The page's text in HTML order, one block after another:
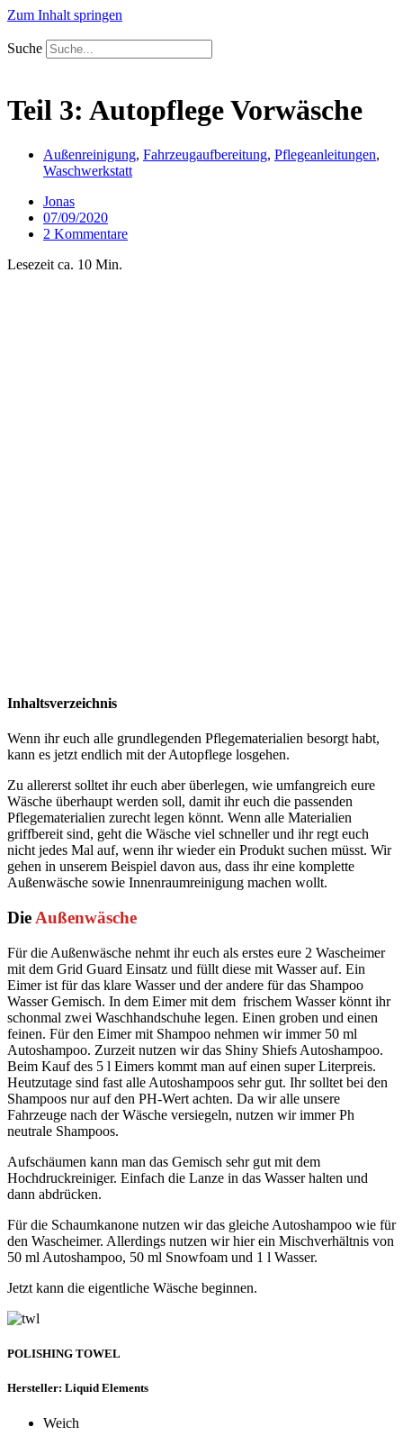
Zum Inhalt springen
Suche
Teil 3: Autopflege Vorwäsche
Außenreinigung, Fahrzeugaufbereitung, Pflegeanleitungen,
Waschwerkstatt
Jonas
07/09/2020
2 Kommentare
Lesezeit ca. 10 Min.
Inhaltsverzeichnis
Wenn ihr euch alle grundlegenden Pflegematerialien besorgt habt,
kann es jetzt endlich mit der Autopflege losgehen.
Zu allererst solltet ihr euch aber überlegen, wie umfangreich eure
Wäsche überhaupt werden soll, damit ihr euch die passenden
Pflegematerialien zurecht legen könnt. Wenn alle Materialien
griffbereit sind, geht die Wäsche viel schneller und ihr regt euch
nicht jedes Mal auf, wenn ihr wieder ein Produkt suchen müsst. Wir
gehen in unserem Beispiel davon aus, dass ihr eine komplette
Außenwäsche sowie Innenraumreinigung machen wollt.
Die Außenwäsche
Für die Außenwäsche nehmt ihr euch als erstes eure 2 Wascheimer
mit dem Grid Guard Einsatz und füllt diese mit Wasser auf. Ein
Eimer ist für das klare Wasser und der andere für das Shampoo
Wasser Gemisch. In dem Eimer mit dem frischem Wasser könnt ihr
schonmal zwei Waschhandschuhe legen. Einen groben und einen
feinen. Für den Eimer mit Shampoo nehmen wir immer 50 ml
Autoshampoo. Zurzeit nutzen wir das Shiny Shiefs Autoshampoo.
Beim Kauf des 5 l Eimers kommt man auf einen super Literpreis.
Heutzutage sind fast alle Autoshampoos sehr gut. Ihr solltet bei den
Shampoos nur auf den PH-Wert achten. Da wir alle unsere
Fahrzeuge nach der Wäsche versiegeln, nutzen wir immer Ph
neutrale Shampoos.
Aufschäumen kann man das Gemisch sehr gut mit dem
Hochdruckreiniger. Einfach die Lanze in das Wasser halten und
dann abdrücken.
Für die Schaumkanone nutzen wir das gleiche Autoshampoo wie für
den Wascheimer. Allerdings nutzen wir hier ein Mischverhältnis von
50 ml Autoshampoo, 50 ml Snowfoam und 1 l Wasser.
Jetzt kann die eigentliche Wäsche beginnen.
POLISHING TOWEL
Hersteller: Liquid Elements
Weich